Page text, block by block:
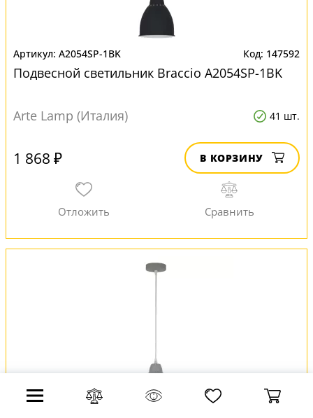
A2054SP-1BK 147592
Подвесной светильник Braccio A2054SP-1BK
Arte Lamp (Италия) 41 шт.
1 868 ₽ В КОРЗИНУ